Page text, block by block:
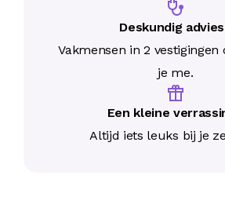
Deskundig advies
Vakmensen in 2
je me.
Een kleine
Altijd iets leuks bij je